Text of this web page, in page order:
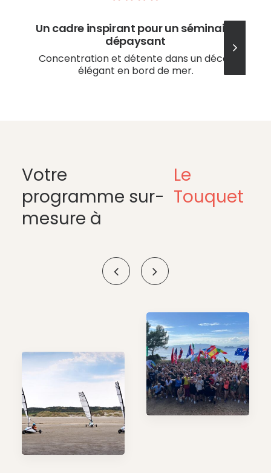
Un cadre inspirant pour un séminaire
dépaysant
Concentration et détente dans un décor
élégant en bord de mer.
Votre
programme sur-
mesure à
Le
Touquet